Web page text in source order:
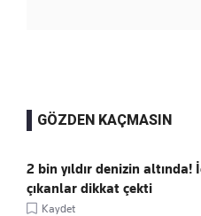
GÖZDEN KAÇMASIN
2 bin yıldır denizin altında!
çıkanlar dikkat çekti
Kaydet